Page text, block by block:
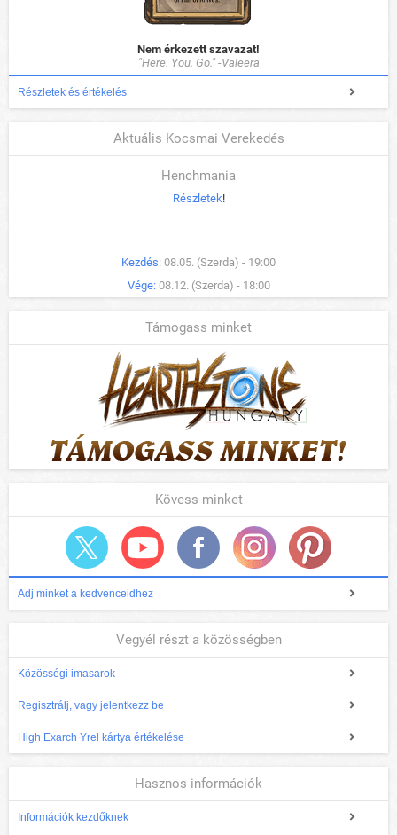
Nem érkezett szavazat!
"Here. You. Go." -Valeera
Részletek és értékelés
Aktuális Kocsmai Verekedés
Henchmania
Részletek!
Kezdés: 08.05. (Szerda) - 19:00
Vége: 08.12. (Szerda) - 18:00
Támogass minket
Kövess minket
Adj minket a kedvenceidhez
Vegyél részt a közösségben
Közösségi imasarok
Regisztrálj, vagy jelentkezz be
High Exarch Yrel kártya értékelése
Hasznos információk
Információk kezdőknek